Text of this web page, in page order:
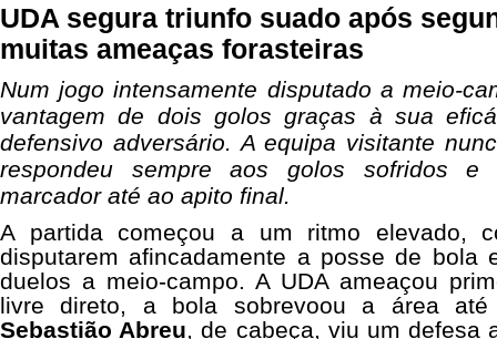
UDA segura triunfo suado após
muitas ameaças forasteiras
Num jogo intensamente disputado a meio-
vantagem de dois golos graças à sua
defensivo adversário. A equipa visitante
respondeu sempre aos golos sofridos
marcador até ao apito final.
A partida começou a um ritmo elevado,
disputarem afincadamente a posse de bola
duelos a meio-campo. A UDA ameaçou
livre direto, a bola sobrevoou a área
Sebastião Abreu, de cabeça, viu um defesa